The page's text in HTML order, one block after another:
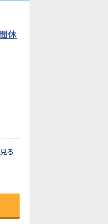
休
る